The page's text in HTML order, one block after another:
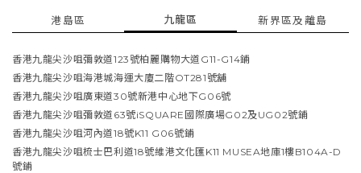
港島區 九龍區 新界區及離島
香港九龍尖沙咀彌敦道123號柏麗購物大道G11-G14鋪
香港九龍尖沙咀海港城海運大廈二階OT281號舖
香港九龍尖沙咀廣東道30號新港中心地下G06號
香港九龍尖沙咀彌敦道63號iSQUARE國際廣場G02及UG02號鋪
香港九龍尖沙咀河內道18號K11 G06號鋪
香港九龍尖沙咀梳士巴利道18號維港文化匯K11 MUSEA地庫1樓B104A-D
號鋪